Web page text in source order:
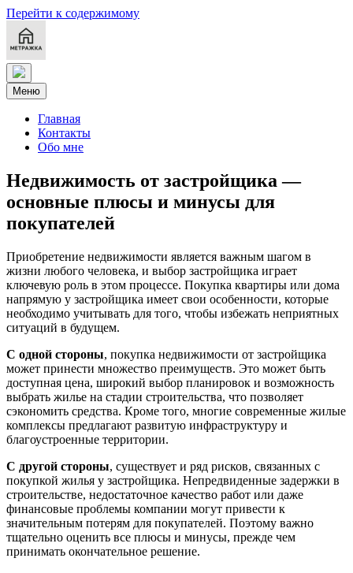
Перейти к содержимому
Меню
Главная
Контакты
Обо мне
Недвижимость от застройщика —
основные плюсы и минусы для
покупателей
Приобретение недвижимости является важным шагом в
жизни любого человека, и выбор застройщика играет
ключевую роль в этом процессе. Покупка квартиры или дома
напрямую у застройщика имеет свои особенности, которые
необходимо учитывать для того, чтобы избежать неприятных
ситуаций в будущем.
С одной стороны, покупка недвижимости от застройщика
может принести множество преимуществ. Это может быть
доступная цена, широкий выбор планировок и возможность
выбрать жилье на стадии строительства, что позволяет
сэкономить средства. Кроме того, многие современные жилые
комплексы предлагают развитую инфраструктуру и
благоустроенные территории.
С другой стороны, существует и ряд рисков, связанных с
покупкой жилья у застройщика. Непредвиденные задержки в
строительстве, недостаточное качество работ или даже
финансовые проблемы компании могут привести к
значительным потерям для покупателей. Поэтому важно
тщательно оценить все плюсы и минусы, прежде чем
принимать окончательное решение.